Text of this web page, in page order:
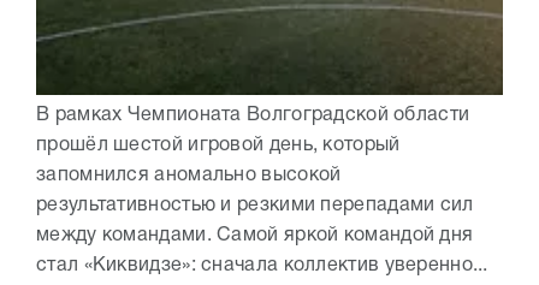
В рамках Чемпионата Волгоградской области
прошёл шестой игровой день, который
запомнился аномально высокой
результативностью и резкими перепадами сил
между командами. Самой яркой командой дня
стал «Киквидзе»: сначала коллектив уверенно...